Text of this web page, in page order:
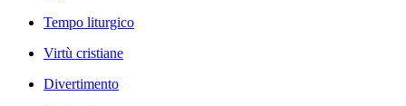
Tempo liturgico
Virtù cristiane
Divertimento